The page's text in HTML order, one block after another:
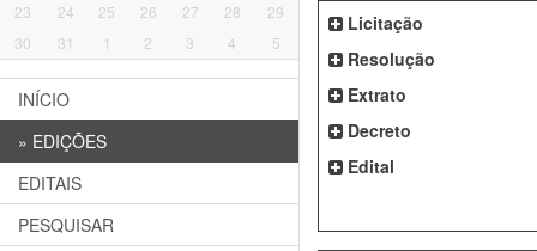
23
24 25 26 27 28
29
30
31 1 2 3 4 5
INÍCIO
» EDIÇÕES
EDITAIS
PESQUISAR
Licitação
Resolução
Extrato
Decreto
Edital